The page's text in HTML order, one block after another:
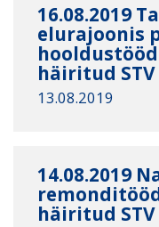
16.08.2019
elurajoonis
häiritud
13.08.2019
14.08.2019
häiritud